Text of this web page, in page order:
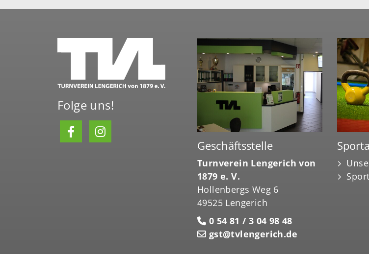
Folge uns!
Geschäftsstelle
Turnverein Lengerich von
1879 e. V.
Hollenbergs Weg 6
49525 Lengerich
0 54 81 / 3 04 98 48
gst@tvlengerich.de